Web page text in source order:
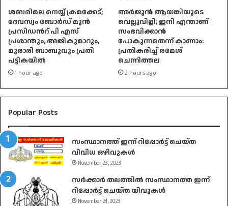
ശബരിമല നെയ്യ് ക്രമക്കേട്;
ദേവസ്വം ബോർഡ് മുൻ
പ്രസിഡന്‍റ് പി എസ്
പ്രശാന്തും, അജികുമാറും,
മുരാരി ബാബുവും പ്രതി
പട്ടികയില്‍
1 hour ago
അര്‍ജുന്‍ ആയങ്കിയുടെ
വെല്ലുവിളി; ഇനി എന്താണ്
സംഭവിക്കാന്‍
പോകുന്നതെന്ന് കാണാം:
പ്രതികരിച്ച് രമേശ്
ചെന്നിത്തല
2 hours ago
Popular Posts
സംസ്ഥാനത്ത് ഇന്ന് റിപ്പോർട്ട് ചെയ്ത
വിവിധ ഒഴിവുകൾ
November 23, 2023
സർക്കാർ തലത്തിൽ സംസ്ഥാനത്ത ഇന്ന്
റിപ്പോർട്ട് ചെയ്ത യിവുകൾ
November 24, 2023